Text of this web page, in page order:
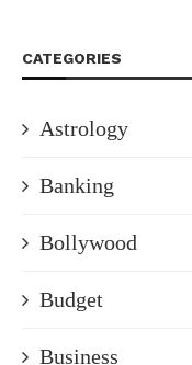
CATEGORIES
Astrology
Banking
Bollywood
Budget
Business